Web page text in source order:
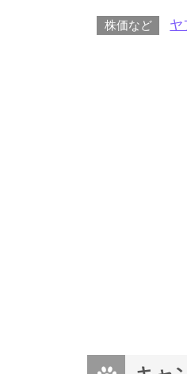
株価など ヤ